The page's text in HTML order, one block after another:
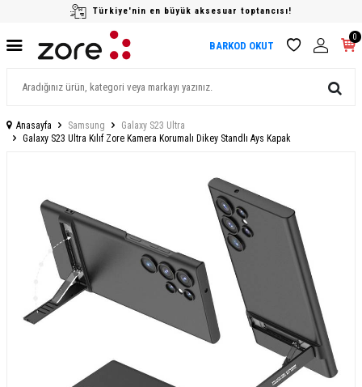
Türkiye'nin en büyük aksesuar toptancısı!
BARKOD OKUT
0
Anasayfa Samsung
Galaxy S23 Ultra
Galaxy S23 Ultra Kılıf Zore Kamera Korumalı Dikey Standlı Ays Kapak